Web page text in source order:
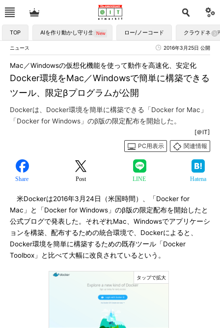
TOP AIを作り動かし守り生かす ロー/ノーコード クラウドネイ
ニュース 2016年3月25日 公開
Docker環境をMac／Windowsで簡単に構築できる
ツール、限定βプログラムが公開
Mac／Windowsの仮想化機能を使って動作を高速化、安定化
Dockerは、Docker環境を簡単に構築できる「Docker for Mac」
「Docker for Windows」のβ版の限定配布を開始した。
[＠IT]
PC用表示
関連情報
Share Post LINE Hatena
米Dockerは2016年3月24日（米国時間）、「Docker for
Mac」と「Docker for Windows」のβ版の限定配布を開始したと
公式ブログで発表した。それぞれMac、Windowsでアプリケーシ
ョンを構築、配布するための統合環境で、Dockerによると、
Docker環境を簡単に構築するための既存ツール「Docker
Toolbox」と比べて大幅に改良されているという。